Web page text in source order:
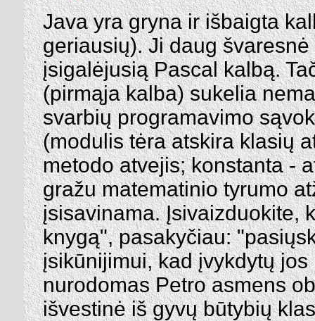
Java yra gryna ir išbaigta
geriausių). Ji daug
įsigalėjusią Pascal kalbą.
(pirmąja kalba) sukelia
svarbių programavimo
(modulis tėra atskira klasių
metodo atvejis; konstanta -
gražu matematinio tyrumo
įsisavinama. Įsivaizduokite,
knygą", pasakyčiau:
įsikūnijimui, kad įvykdytų
nurodomas Petro asmens
išvestinė iš gyvų būtybių